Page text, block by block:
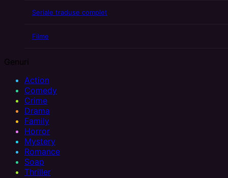
Seriale traduse complet
Filme
Genuri
Action
Comedy
Crime
Drama
Family
Horror
Mystery
Romance
Soap
Thriller